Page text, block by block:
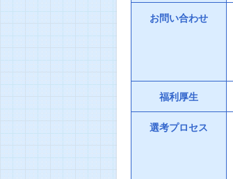
お問い合わせ
福利厚生
選考プロセス